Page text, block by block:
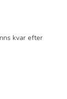
kvar efter